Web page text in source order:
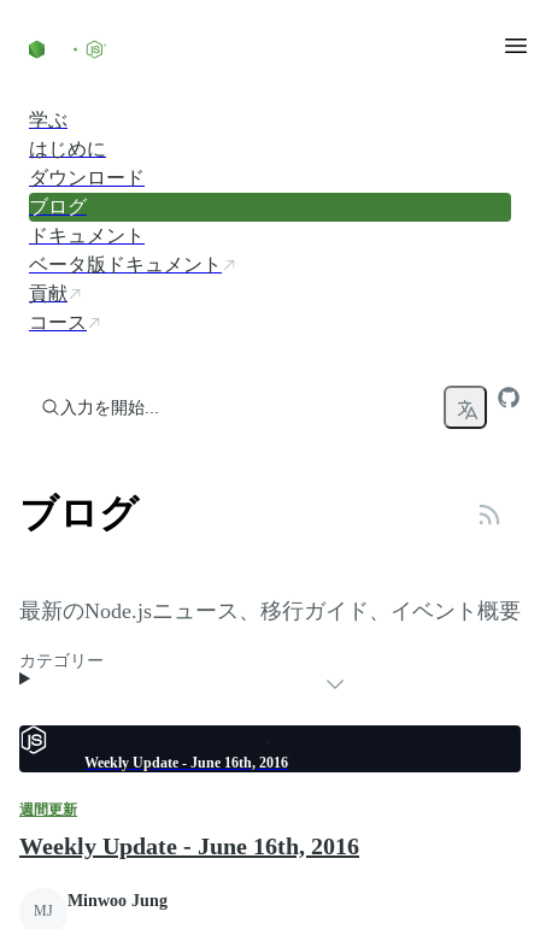
学ぶ
はじめに
ダウンロード
ブログ
ドキュメント
ベータ版ドキュメント
貢献
コース
入力を開始...
ブログ
最新のNode.jsニュース、移行ガイド、イベント概要
カテゴリー
Weekly Update - June 16th, 2016
週間更新
Weekly Update - June 16th, 2016
MJ
Minwoo Jung